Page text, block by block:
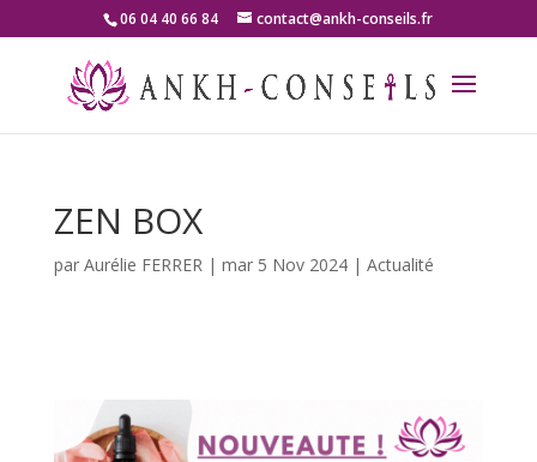
06 04 40 66 84 contact@ankh-conseils.fr
ZEN BOX
par Aurélie FERRER| mar 5 Nov 2024| Actualité